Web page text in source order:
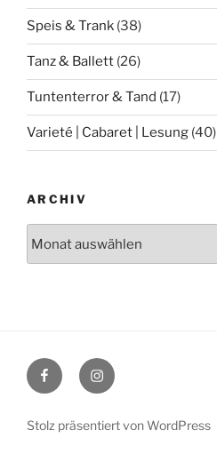
Speis & Trank (38)
Tanz & Ballett (26)
Tuntenterror & Tand (17)
Varieté | Cabaret | Lesung (40)
ARCHIV
FacebookInstagram
Stolz präsentiert von WordPress